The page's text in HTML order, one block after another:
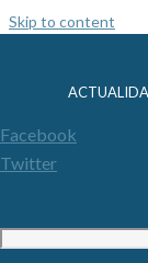
Skip to content
Facebook
Twitter